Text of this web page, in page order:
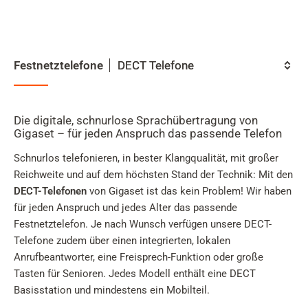
Zum Haupt-Seiteninhalt
Zur Sprachauswahl
Zu den Cookie Einstellungen
Warenkorb
Shift+Alt+C
Kundenkonto
Shift+Alt+A
Kategorie
Festnetztelefone DECT Telefone
Die digitale, schnurlose Sprachübertragung von
Gigaset – für jeden Anspruch das passende Telefon
Schnurlos telefonieren, in bester Klangqualität, mit großer
Reichweite und auf dem höchsten Stand der Technik: Mit den
DECT-Telefonen von Gigaset ist das kein Problem! Wir haben
für jeden Anspruch und jedes Alter das passende
Festnetztelefon. Je nach Wunsch verfügen unsere DECT-
Telefone zudem über einen integrierten, lokalen
Anrufbeantworter, eine Freisprech-Funktion oder große
Tasten für Senioren. Jedes Modell enthält eine DECT
Basisstation und mindestens ein Mobilteil.